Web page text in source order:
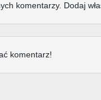
komentarzy. Dodaj
komentarz!